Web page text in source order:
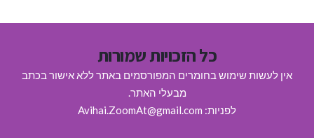
כל הזכויות שמורות
אין לעשות שימוש בחומרים המפורסמים באתר ללא אישור בכתב
מבעלי האתר.
לפניות: Avihai.ZoomAt@gmail.com